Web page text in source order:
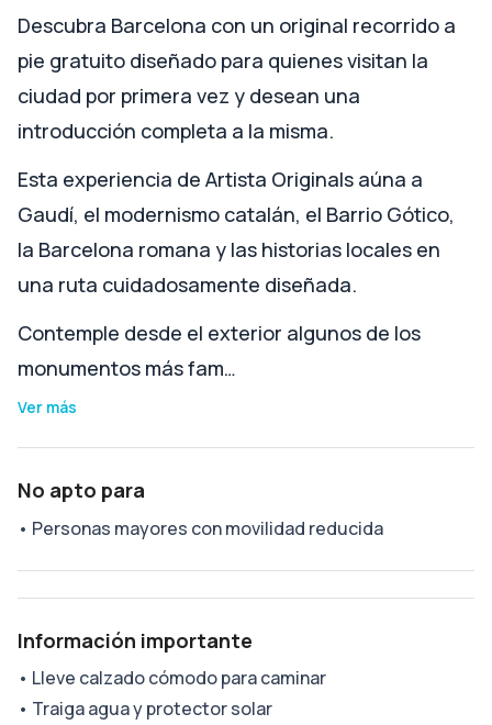
Descubra Barcelona con un original recorrido a
pie gratuito diseñado para quienes visitan la
ciudad por primera vez y desean una
introducción completa a la misma.
Esta experiencia de Artista Originals aúna a
Gaudí, el modernismo catalán, el Barrio Gótico,
la Barcelona romana y las historias locales en
una ruta cuidadosamente diseñada.
Contemple desde el exterior algunos de los
monumentos más fam…
Ver más
No apto para
• Personas mayores con movilidad reducida
Información importante
• Lleve calzado cómodo para caminar
• Traiga agua y protector solar